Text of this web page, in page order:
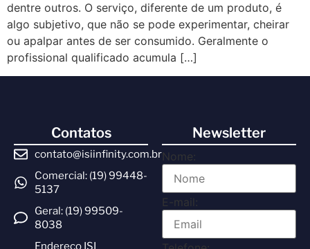
dentre outros. O serviço, diferente de um produto, é
algo subjetivo, que não se pode experimentar, cheirar
ou apalpar antes de ser consumido. Geralmente o
profissional qualificado acumula […]
Contatos
contato@isiinfinity.com.br
Comercial: (19) 99448-
5137
Geral: (19) 99509-
8038
Endereço ISI
Newsletter
Nome:
E-mail: